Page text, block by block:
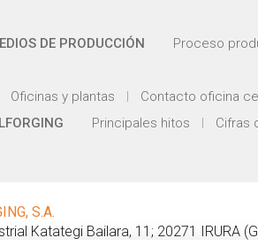
DE PRODUCCIÓN
Proceso
Oficinas y plantas Contacto oficina
Principales hitos Cifras
S.A.
Katategi Bailara, 11 ; 20271 IRURA (